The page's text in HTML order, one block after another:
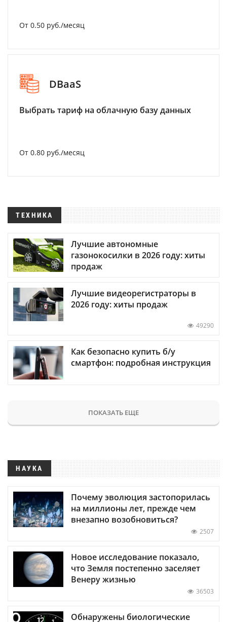
От 0.50 руб./месяц
DBaaS
Выбрать тариф на облачную базу данных
От 0.80 руб./месяц
ТЕХНИКА
Лучшие автономные
газонокосилки в 2026 году: хиты
продаж
Лучшие видеорегистраторы в
2026 году: хиты продаж
49290
Как безопасно купить б/у
смартфон: подробная инструкция
ПОКАЗАТЬ ЕЩЕ
НАУКА
Почему эволюция застопорилась
на миллионы лет, прежде чем
внезапно возобновиться?
2507
Новое исследование показало,
что Земля постепенно заселяет
Венеру жизнью
36503
Обнаружены биологические